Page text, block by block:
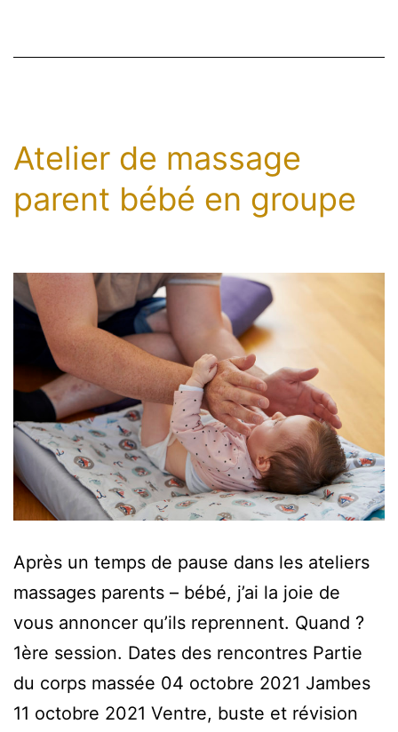
Atelier de massage
parent bébé en groupe
Après un temps de pause dans les ateliers
massages parents – bébé, j’ai la joie de
vous annoncer qu’ils reprennent. Quand ?
1ère session. Dates des rencontres Partie
du corps massée 04 octobre 2021 Jambes
11 octobre 2021 Ventre, buste et révision